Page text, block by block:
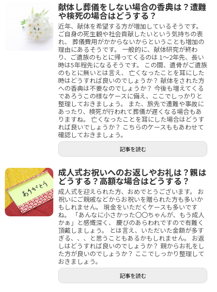
献体し葬儀をしない場合の香典は？遭難
や検死の場合はどうする？
近年、献体を希望する方が増加しているそうです。
ご自身の死生観や社会貢献したいという気持ちの表
れ、 葬儀費用がかからないからということも増加の
理由にあるそうです。 一般的に、献体研究が終わ
り、ご遺族のもとに帰ってくるのは 1～2年先、長い
時は5年程先になるそうです。 この間、遺骨がご遺族
のもとに無いとは言え、 亡くなったことを耳にした
時はどうすれば良いのでしょうか？ 献体をされた方
への香典は不要なのでしょうか？ 今後も増えてくる
であろうこの様なケースに備え、ここでしっかりと
整理しておきましょう。 また、旅先で遭難や事故に
あったり、検死が行われて葬儀が遅くなる場合もあ
りますね。 亡くなったことを耳にした場合はどうす
れば良いでしょうか？ こちらのケースももあわせて
確認しておきましょう。
記事を読む
成人式お祝いへのお返しやお礼は？親は
どうする？高額な場合はどうする？
成人式を迎えられた方、おめでとうございます。 お
祝いにご親戚などからお祝いを贈られた方も多いか
もしれません。 現金をいただくケースも多いです
ね。 「あんなに小さかった〇〇ちゃんが、もう成人
かぁ」と感慨深く、 慶びのあらわれですので有難く
頂戴しましょう。 とは言え、いただいた金額が多す
ぎる、、、と思うこともあるかもしれません。 お返
しはどうすれば良いのでしょうか？ 親からお礼をし
た方が良いのでしょうか？ ここでしっかり整理して
おきましょう。
記事を読む